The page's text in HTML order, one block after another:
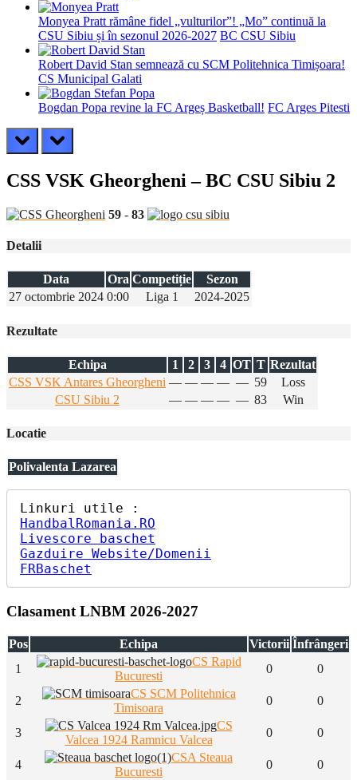
Monyea Pratt rămâne fidel „vulturilor”! „Mo” continuă la
CSU Sibiu și în sezonul 2026-2027 BC CSU Sibiu
Robert David Stan semnează cu SCM Politehnica Timișoara!
CS Municipal Galati
Bogdan Popa revine la FC Argeș Basketball! FC Arges Pitesti
prev next
CSS VSK Gheorgheni – BC CSU Sibiu 2
59 - 83
Detalii
Data Ora Competiție
Sezon
27 octombrie 2024 0:00 Liga 1 2024-2025
Rezultate
Echipa 1 2 3 4 OT T Rezultat
CSS VSK Antares Gheorgheni — — — — — 59
Loss
CSU Sibiu 2
— — — — — 83 Win
Locatie
Polivalenta Lazarea
HandbalRomania.RO
Livescore baschet
Gazduire Website/Domenii
FRBaschet
Clasament LNBM 2026-2027
Pos Echipa Victorii Înfrângeri
1
CS Rapid
Bucuresti
0 0
2
CS SCM Politehnica
Timisoara
0 0
3
CS
Valcea 1924 Ramnicu Valcea
0 0
4
CSA Steaua
Bucuresti
0 0